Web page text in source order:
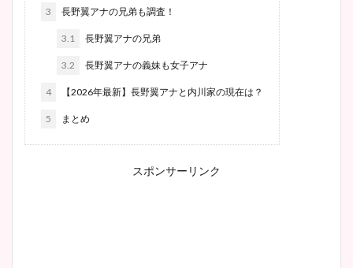
3 長野翼アナの兄弟も調査！
3.1 長野翼アナの兄弟
3.2 長野翼アナの義妹も女子アナ
4 【2026年最新】長野翼アナと内川家の現在は？
5 まとめ
スポンサーリンク